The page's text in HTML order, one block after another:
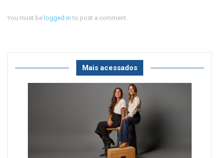
You must be logged in to post a comment.
Mais acessados